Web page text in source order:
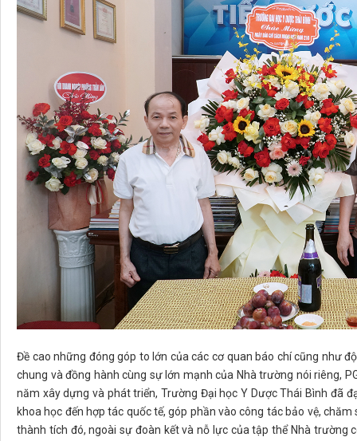
Đề cao những đóng góp to lớn của các cơ quan báo chí cũng như
chung và đồng hành cùng sự lớn mạnh của Nhà trường nói riêng,
năm xây dựng và phát triển, Trường Đại học Y Dược Thái Bình đã
khoa học đến hợp tác quốc tế, góp phần vào công tác bảo vệ,
thành tích đó, ngoài sự đoàn kết và nỗ lực của tập thể Nhà trường